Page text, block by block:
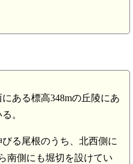
ある標高348mの丘陵にあ
。
る尾根のうち、北西側に
南側にも堀切を設けてい